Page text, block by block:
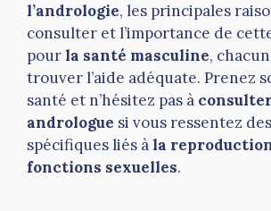
l’andrologie, les principales
consulter et l’importance de
pour la santé masculine,
trouver l’aide adéquate. Prenez
santé et n’hésitez pas à
andrologue si vous ressentez
spécifiques liés à la
fonctions sexuelles.